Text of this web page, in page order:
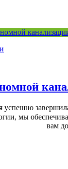
успешно
мы
вам